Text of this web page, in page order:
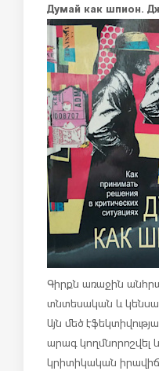
Думай как шпион.
Գիրքն առաջին
տնտեսական և
Այն մեծ
արագ կողմնորոշվել
կրիտիկական